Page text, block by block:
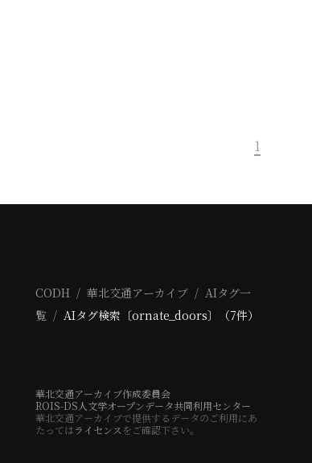
1
CODH 華北交通アーカイブ
AIタグ一
覧
AIタグ検索〔ornate_doors〕（7件）
華北交通アーカイブ作成委員会
ROIS-DS人文学オープンデータ共同利用センター
華北交通アーカイブで提供するデータのご利用にあ
たってはライセンス をご確認下さい。